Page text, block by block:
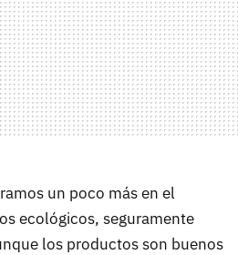
un poco más en el
ecológicos, seguramente
los productos son buenos